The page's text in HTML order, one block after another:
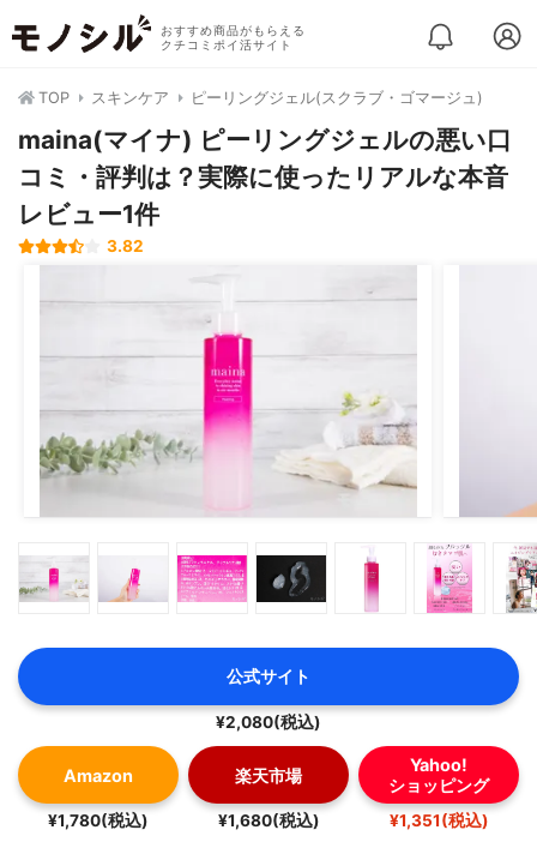
おすすめ商品がもらえる
クチコミポイ活サイト
TOP スキンケア ピーリングジェル(スクラブ・ゴマージュ)
maina(マイナ) ピーリングジェルの悪い口
コミ・評判は？実際に使ったリアルな本音
レビュー1件
3.82
公式サイト
¥2,080(税込)
Amazon
¥1,780(税込)
楽天市場
¥1,680(税込)
Yahoo!
ショッピング
¥1,351(税込)